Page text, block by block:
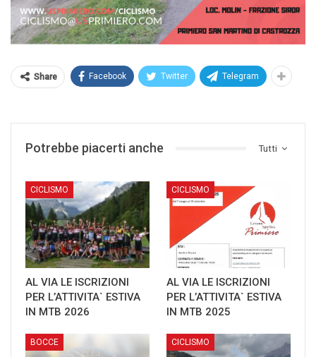
Share Facebook Twitter Telegram
Tutti
Potrebbe piacerti anche
CICLISMO
AL VIA LE ISCRIZIONI
PER L’ATTIVITA` ESTIVA
IN MTB 2026
CICLISMO
AL VIA LE ISCRIZIONI
PER L’ATTIVITA` ESTIVA
IN MTB 2025
BOCCE CICLISMO